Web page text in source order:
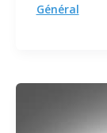
Général